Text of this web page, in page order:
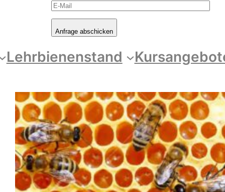
Anfrage abschicken
Lehrbienenstand